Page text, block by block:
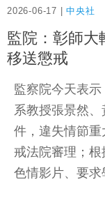
2026-06-17 |中央社
監院：彰師
移送懲戒
監察院今天表
系教授張景然
件，違失情節
戒法院審理；
色情影片、要求